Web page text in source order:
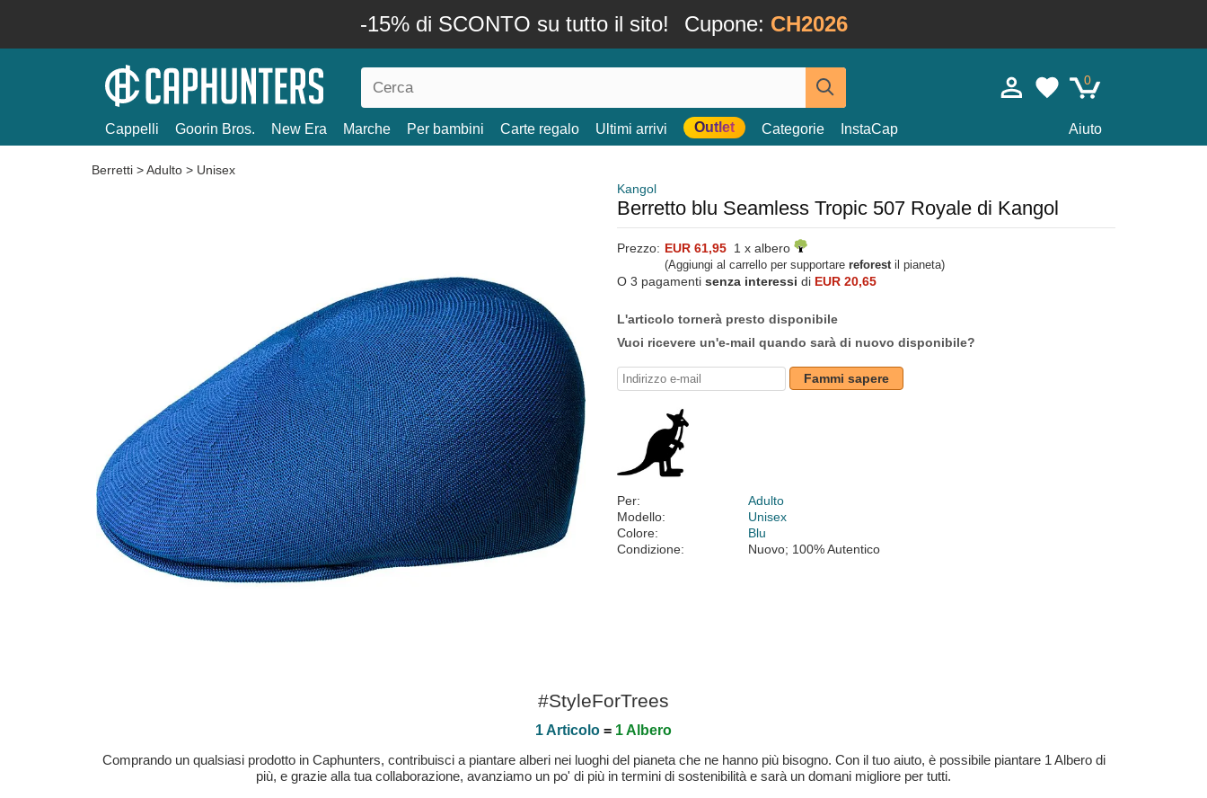
-15% di SCONTO su tutto il sito! Cupone: CH2026
0
Cappelli Goorin Bros. New Era Marche Per bambini Carte regalo Ultimi arrivi Outlet Categorie InstaCap Aiuto
Berretti >Adulto > Unisex
Kangol
Berretto blu Seamless Tropic 507 Royale di Kangol
Prezzo: EUR 61,95 1 x albero
(Aggiungi al carrello per supportare reforestil pianeta)
O 3 pagamenti senza interessi di EUR 20,65
L'articolo tornerà presto disponibile
Vuoi ricevere un'e-mail quando sarà di nuovo disponibile?
Fammi sapere
Per:
Adulto
Modello:
Unisex
Colore:
Blu
Condizione:
Nuovo; 100% Autentico
#StyleForTrees
1 Articolo = 1 Albero
Comprando un qualsiasi prodotto in Caphunters, contribuisci a piantare alberi nei luoghi del pianeta che ne hanno più bisogno. Con il tuo aiuto, è possibile piantare 1 Albero di
più, e grazie alla tua collaborazione, avanziamo un po' di più in termini di sostenibilità e sarà un domani migliore per tutti.